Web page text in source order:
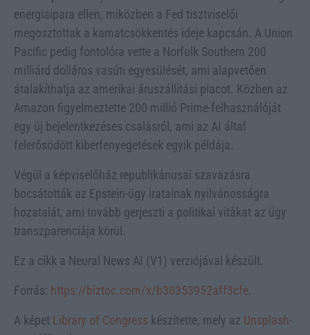
energiaipara ellen, miközben a Fed tisztviselői
megosztottak a kamatcsökkentés ideje kapcsán. A Union
Pacific pedig fontolóra vette a Norfolk Southern 200
milliárd dolláros vasúti egyesülését, ami alapvetően
átalakíthatja az amerikai áruszállítási piacot. Közben az
Amazon figyelmeztette 200 millió Prime-felhasználóját
egy új bejelentkezéses csalásról, ami az AI által
felerősödött kiberfenyegetések egyik példája.
Végül a képviselőház republikánusai szavazásra
bocsátották az Epstein-ügy iratainak nyilvánosságra
hozatalát, ami tovább gerjeszti a politikai vitákat az ügy
transzparenciája körül.
Ez a cikk a Neural News AI (V1) verziójával készült.
Forrás: https://biztoc.com/x/b30353952aff3cfe.
A képet Library of Congress készítette, mely az Unsplash-